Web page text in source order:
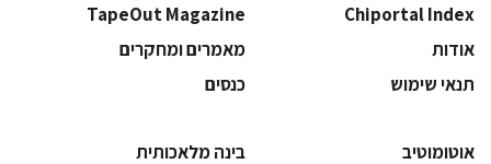
Chiportal Index
TapeOut Magazine
אודות
מאמרים ומחקרים
תנאי שימוש
כנסים
אוטומוטיב
בינה מלאכותית